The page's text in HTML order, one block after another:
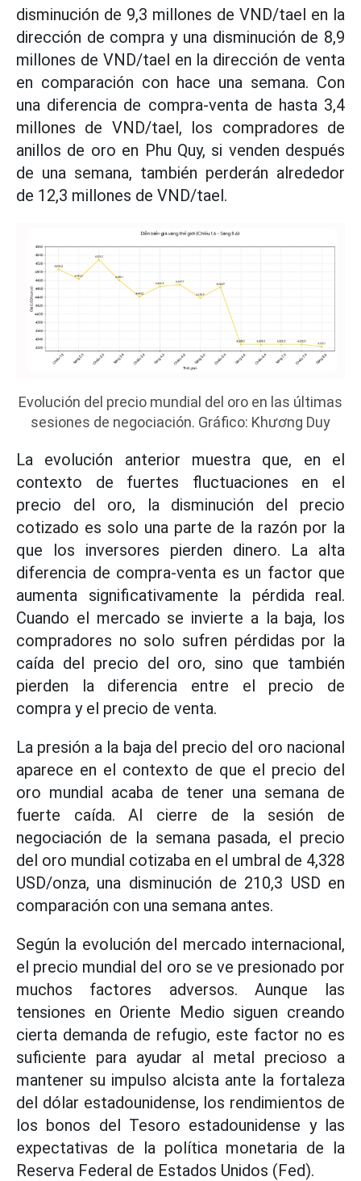
disminución de 9,3 millones de VND/tael en la
dirección de compra y una disminución de 8,9
millones de VND/tael en la dirección de venta
en comparación con hace una semana. Con
una diferencia de compra-venta de hasta 3,4
millones de VND/tael, los compradores de
anillos de oro en Phu Quy, si venden después
de una semana, también perderán alrededor
de 12,3 millones de VND/tael.
Evolución del precio mundial del oro en las últimas
sesiones de negociación. Gráfico: Khương Duy
La evolución anterior muestra que, en el
contexto de fuertes fluctuaciones en el
precio del oro, la disminución del precio
cotizado es solo una parte de la razón por la
que los inversores pierden dinero. La alta
diferencia de compra-venta es un factor que
aumenta significativamente la pérdida real.
Cuando el mercado se invierte a la baja, los
compradores no solo sufren pérdidas por la
caída del precio del oro, sino que también
pierden la diferencia entre el precio de
compra y el precio de venta.
La presión a la baja del precio del oro nacional
aparece en el contexto de que el precio del
oro mundial acaba de tener una semana de
fuerte caída. Al cierre de la sesión de
negociación de la semana pasada, el precio
del oro mundial cotizaba en el umbral de 4,328
USD/onza, una disminución de 210,3 USD en
comparación con una semana antes.
Según la evolución del mercado internacional,
el precio mundial del oro se ve presionado por
muchos factores adversos. Aunque las
tensiones en Oriente Medio siguen creando
cierta demanda de refugio, este factor no es
suficiente para ayudar al metal precioso a
mantener su impulso alcista ante la fortaleza
del dólar estadounidense, los rendimientos de
los bonos del Tesoro estadounidense y las
expectativas de la política monetaria de la
Reserva Federal de Estados Unidos (Fed).